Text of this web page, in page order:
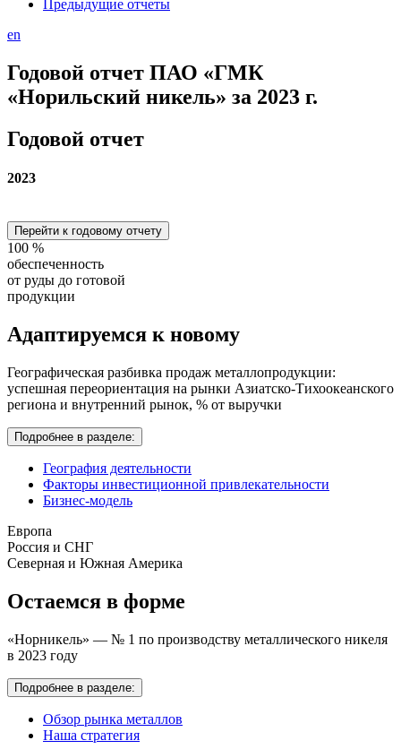
Предыдущие отчеты
en
Годовой отчет ПАО «ГМК
«Норильский никель» за 2023 г.
Годовой отчет
2023
Перейти к годовому отчету
100 %
обеспеченность
от руды до готовой
продукции
Адаптируемся к новому
Географическая разбивка продаж металлопродукции:
успешная переориентация на рынки Азиатско-Тихоокеанского
региона и внутренний рынок, % от выручки
Подробнее в разделе:
География деятельности
Факторы инвестиционной привлекательности
Бизнес-модель
Европа
Россия и СНГ
Северная и Южная Америка
Остаемся в форме
«Норникель» — № 1 по производству металлического никеля
в 2023 году
Подробнее в разделе:
Обзор рынка металлов
Наша стратегия